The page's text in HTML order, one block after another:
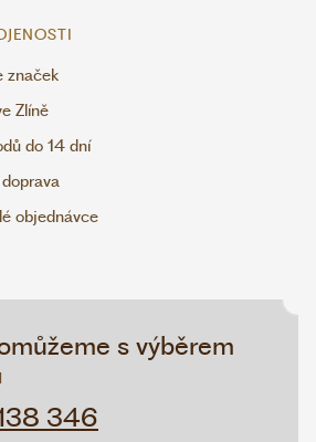
s výběrem
346
značek
Zlíně
do 14 dní
objednávce